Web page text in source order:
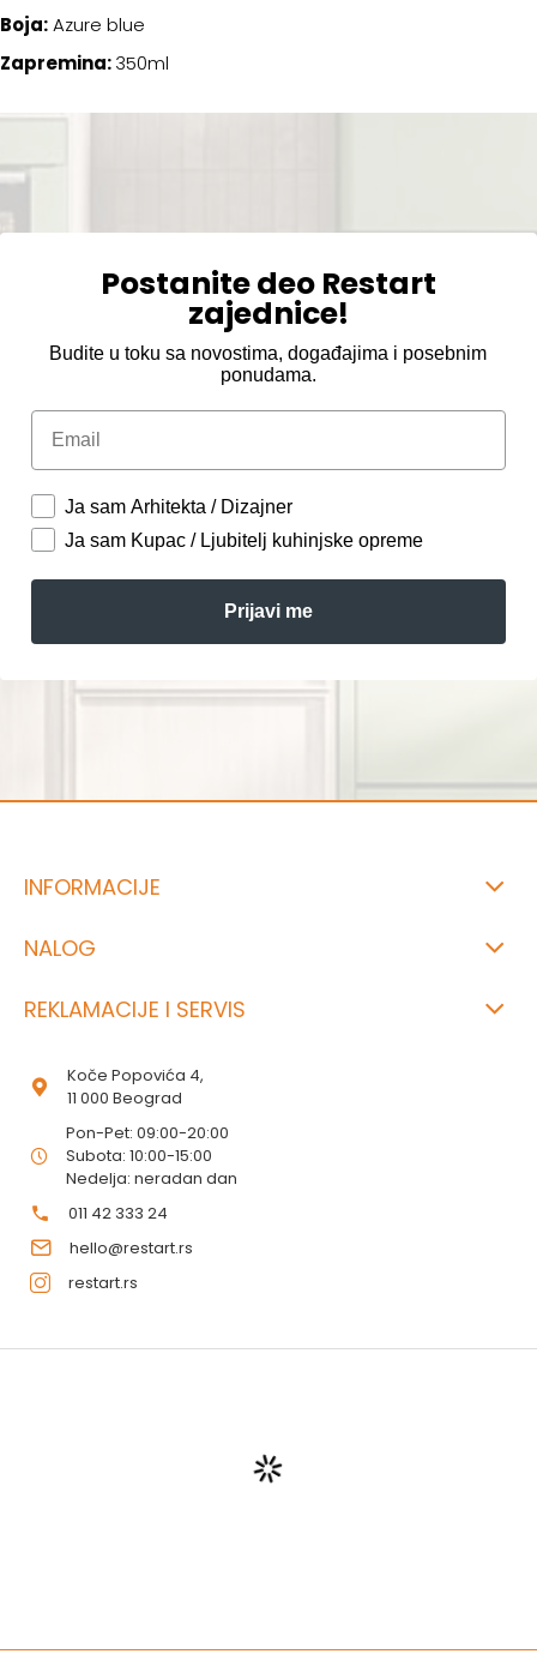
Boja:Azure blue
Zapremina:350ml
Postanite deo Restart
zajednice!
Budite u toku sa novostima, događajima i posebnim
ponudama.
Email
Ja sam Arhitekta / Dizajner
Ja sam Kupac / Ljubitelj kuhinjske opreme
Prijavi me
INFORMACIJE
NALOG
REKLAMACIJE I SERVIS
Koče Popovića 4,
11 000 Beograd
Pon-Pet: 09:00-20:00
Subota: 10:00-15:00
Nedelja: neradan dan
011 42 333 24
hello@restart.rs
restart.rs